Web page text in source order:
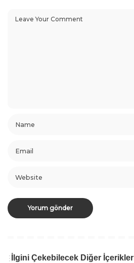
İlgini Çekebilecek Diğer İçerikler